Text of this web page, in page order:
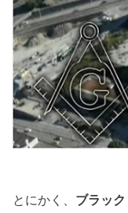
とにかく、 ブラッ